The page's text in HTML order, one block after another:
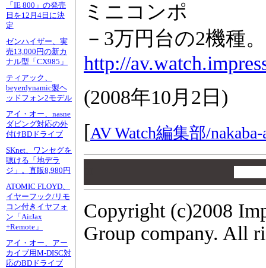
「IE 800」の発売
日を12月4日に決
定
ゼンハイザー、実
売13,000円の新カ
ナル型「CX985」
ティアック、
beyerdynamic製ヘ
ッドフォン2モデル
アイ・オー、nasne
ダビング対応の外
付けBDドライブ
SKnet、ワンセグを
聴ける「地デラ
ジ」。直販8,980円
ATOMIC FLOYD、
イヤーフック/リモ
コン付きイヤフォ
ン「AirJax
+Remote」
アイ・オー、アー
カイブ用M-DISC対
応のBDドライブ
ミニコンポ
－3万円台の2機種
http://
(2008年10月2日 )
[AV Watch編集部/
Copyright (c)2008
Group company. All